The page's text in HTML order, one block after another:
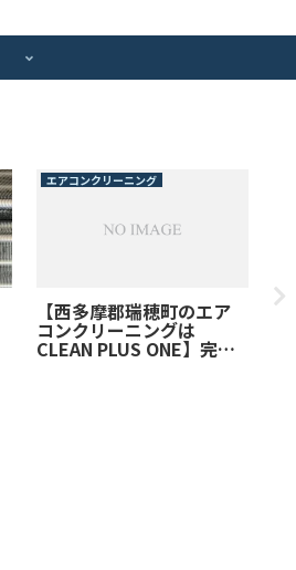
エアコンクリーニング
【西多摩郡瑞穂町のエア
コンクリーニングは
CLEAN PLUS ONE】完全
分解対応・プロの技術で